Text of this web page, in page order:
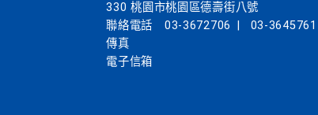
330 桃園市桃園區德壽街八號
聯絡電話
03-3672706
03-3645761
傳真
電子信箱